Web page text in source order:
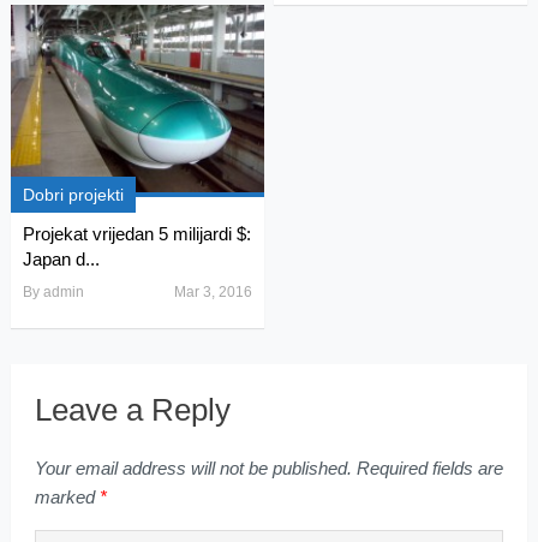
Dobri projekti
Projekat vrijedan 5 milijardi $:
Japan d...
By admin Mar 3, 2016
Leave a Reply
Your email address will not be published. Required fields are
marked *